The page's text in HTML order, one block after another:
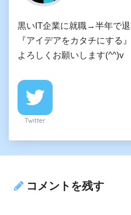
黒いIT企業に就職→半年で
『アイデアをカタチにする
よろしくお願いします(^^)v
Twitter
コメントを残す